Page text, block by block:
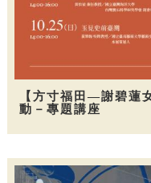
【方寸福田—謝碧蓮
動－專題講座